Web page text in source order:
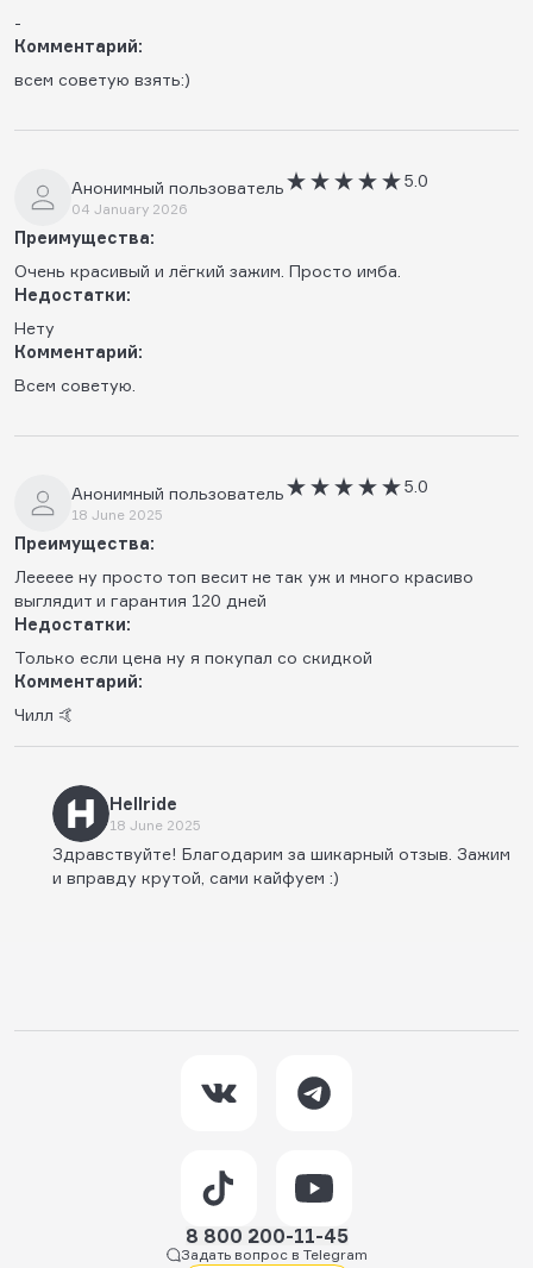
-
Комментарий:
всем советую взять:)
Анонимный пользователь
04 January 2026
5.0
Преимущества:
Очень красивый и лёгкий зажим. Просто имба.
Недостатки:
Нету
Комментарий:
Всем советую.
Анонимный пользователь
18 June 2025
5.0
Преимущества:
Леееее ну просто топ весит не так уж и много красиво
выглядит и гарантия 120 дней
Недостатки:
Только если цена ну я покупал со скидкой
Комментарий:
Чилл 🤙
Hellride
18 June 2025
Здравствуйте! Благодарим за шикарный отзыв. Зажим
и вправду крутой, сами кайфуем :)
8 800 200-11-45
Задать вопрос в Telegram